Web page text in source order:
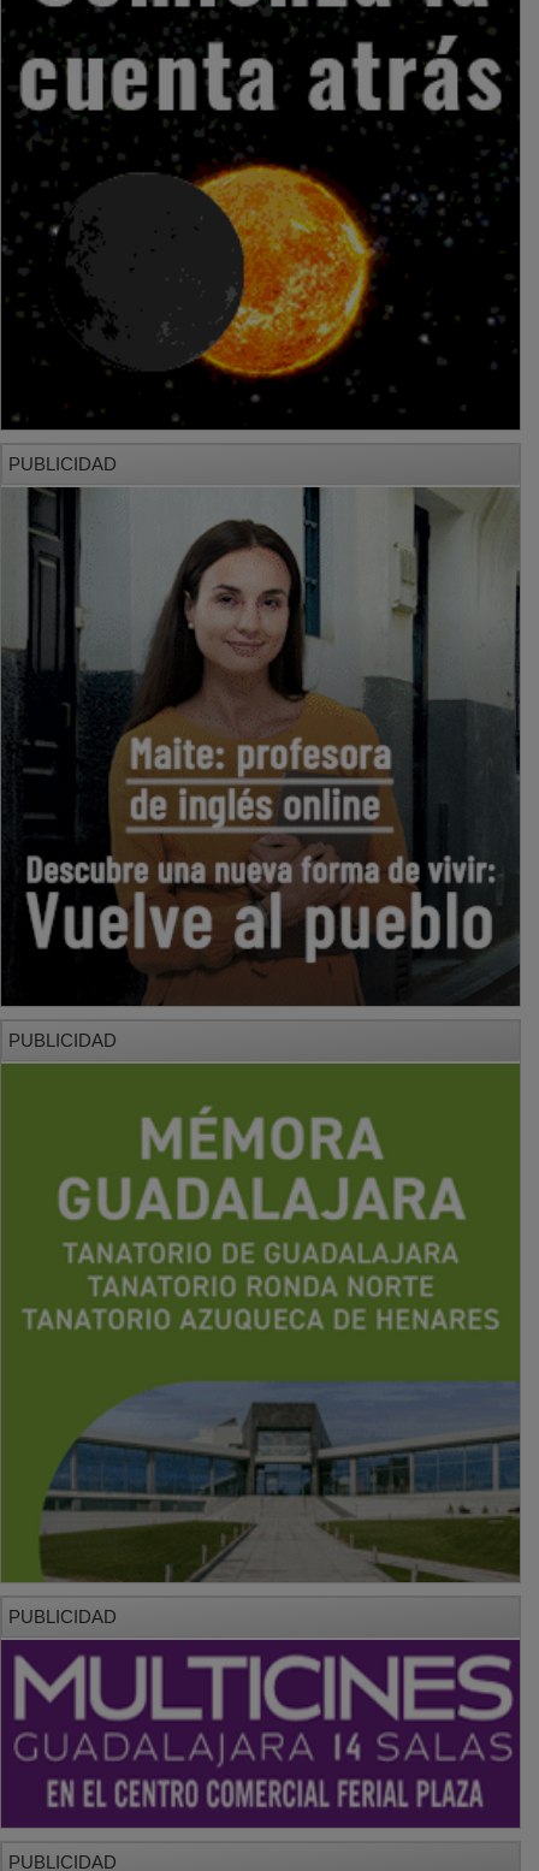
PUBLICIDAD
PUBLICIDAD
PUBLICIDAD
PUBLICIDAD